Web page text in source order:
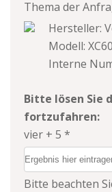
Thema der
Hersteller:
Modell:
Interne
Bitte lösen Sie
fortzufahren:
vier + 5 *
Bitte beachten